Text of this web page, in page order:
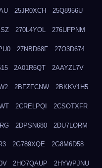
25JR0XCH 25Q8956U
270L4YOL 276UFPNM
27NBD68F 27O3D674
2A01R6QT 2AAYZL7V
2BFZFCNW 2BKKV1H5
2CRELPQI 2CSOTXFR
2DPSN680 2DU7LORM
2G789XQE 2G8M6D58
2HO7QAUP 2HYWPJNU